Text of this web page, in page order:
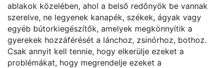
ablakok közelében, ahol a belső redőnyök be vannak
szerelve, ne legyenek kanapék, székek, ágyak vagy
egyéb bútorkiegészítők, amelyek megkönnyítik a
gyerekek hozzáférését a lánchoz, zsinórhoz, bothoz.
Csak annyit kell tennie, hogy elkerülje ezeket a
problémákat, hogy megrendelje ezeket a